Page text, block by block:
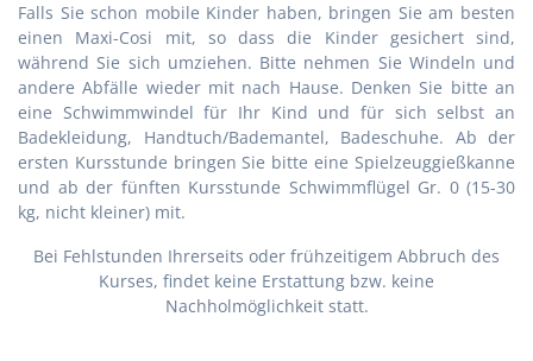
Falls Sie schon mobile Kinder haben, bringen Sie am besten
einen Maxi-Cosi mit, so dass die Kinder gesichert sind,
während Sie sich umziehen. Bitte nehmen Sie Windeln und
andere Abfälle wieder mit nach Hause. Denken Sie bitte an
eine Schwimmwindel für Ihr Kind und für sich selbst an
Badekleidung, Handtuch/Bademantel, Badeschuhe. Ab der
ersten Kursstunde bringen Sie bitte eine Spielzeuggießkanne
und ab der fünften Kursstunde Schwimmflügel Gr. 0 (15-30
kg, nicht kleiner) mit.
Bei Fehlstunden Ihrerseits oder frühzeitigem Abbruch des
Kurses, findet keine Erstattung bzw. keine
Nachholmöglichkeit statt.